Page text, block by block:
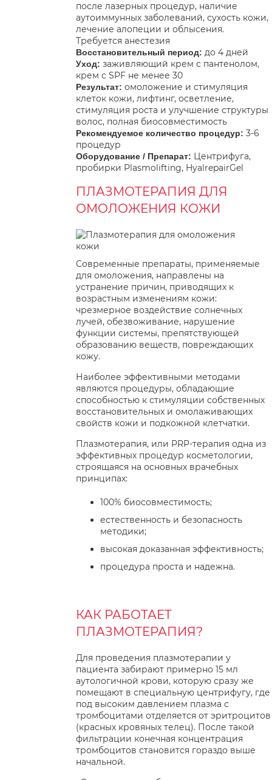
после лазерных процедур, наличие
аутоиммунных заболеваний, сухость кожи,
лечение алопеции и облысения.
Требуется анестезия
Восстановительный период: до 4 дней
Уход: заживляющий крем с пантенолом,
крем с SPF не менее 30
Результат: омоложение и стимуляция
клеток кожи, лифтинг, осветление,
стимуляция роста и улучшение структуры
волос, полная биосовместимость
Рекомендуемое количество процедур: 3-6
процедур
Оборудование / Препарат: Центрифуга,
пробирки Plasmolifting, HyalrepairGel
ПЛАЗМОТЕРАПИЯ ДЛЯ
ОМОЛОЖЕНИЯ КОЖИ
Современные препараты, применяемые
для омоложения, направлены на
устранение причин, приводящих к
возрастным изменениям кожи:
чрезмерное воздействие солнечных
лучей, обезвоживание, нарушение
функции системы, препятствующей
образованию веществ, повреждающих
кожу.
Наиболее эффективными методами
являются процедуры, обладающие
способностью к стимуляции собственных
восстановительных и омолаживающих
свойств кожи и подкожной клетчатки.
Плазмотерапия, или PRP-терапия одна из
эффективных процедур косметологии,
строящаяся на основных врачебных
принципах:
100% биосовместимость;
естественность и безопасность
методики;
высокая доказанная эффективность;
процедура проста и надежна.
КАК РАБОТАЕТ
ПЛАЗМОТЕРАПИЯ?
Для проведения плазмотерапии у
пациента забирают примерно 15 мл
аутологичной крови, которую сразу же
помещают в специальную центрифугу, где
под высоким давлением плазма с
тромбоцитами отделяется от эритроцитов
(красных кровяных телец). После такой
фильтрации конечная концентрация
тромбоцитов становится гораздо выше
начальной.